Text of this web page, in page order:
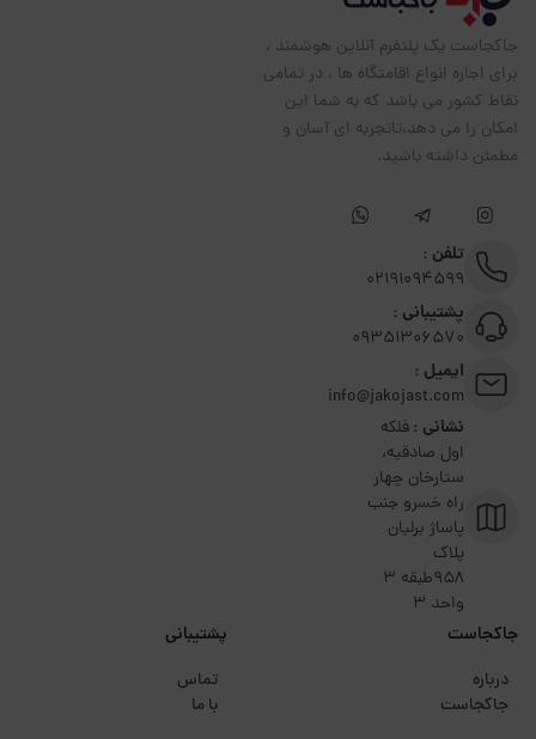
جاکجاست یک پلتفرم آنلاین هوشمند ،
برای اجاره انواع اقامتگاه ها ، در تمامی
نقاط کشور می باشد که به شما این
امکان را می دهد،تاتجربه ای آسان و
مطمئن داشته باشید.
تلفن :
02191094599
پشتیبانی :
09351306570
ایمیل :
info@jakojast.com
نشانی :فلکه
اول صادقیه،
ستارخان چهار
راه خسرو جنب
پاساژ برلیان
پلاک
۹۵۸طبقه 3
واحد 3
جاکجاست
درباره
جاکجاست
پشتیبانی
تماس
با ما